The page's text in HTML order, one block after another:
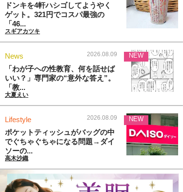
ドンキを4軒ハシゴしてようやく
ゲット。321円でコスパ最強の
「46...
スギアカツキ
News 2026.08.09
「わが子への性教育、何を話せば
いい？」専門家の“意外な答え”。
「教...
大夏えい
NEW
Lifestyle 2026.08.09
ポケットティッシュがバッグの中
でぐちゃぐちゃになる問題→ダイ
ソーの...
高木沙織
NEW